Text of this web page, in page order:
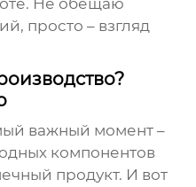
Не обещаю
просто – взгляд
важный момент –
компонентов
продукт. И вот